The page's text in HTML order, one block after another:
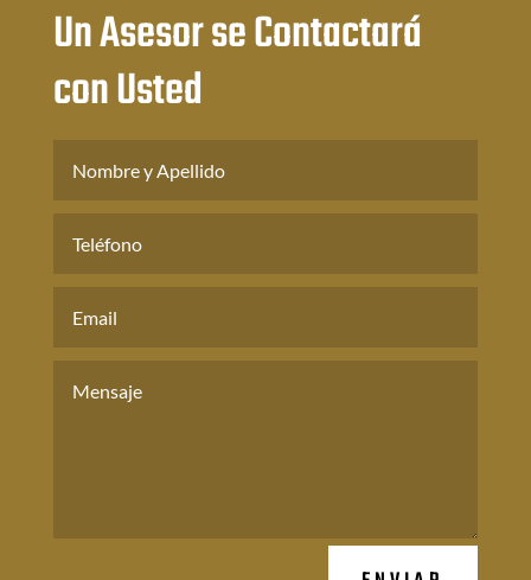
Un Asesor se Contactará
con Usted